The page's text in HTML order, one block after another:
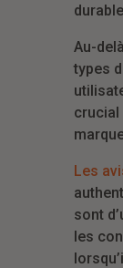
Au-
types
crucial
Les
sont
les